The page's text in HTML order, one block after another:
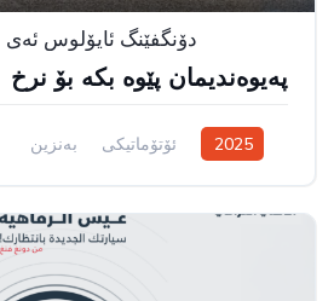
دۆنگفێنگ ئایۆلوس ئەی ٣٠ شاین ئی ٣ ٢٠٢٥
پەیوەندیمان پێوە بکە بۆ نرخ
2025 ئۆتۆماتیکی
بەنزین